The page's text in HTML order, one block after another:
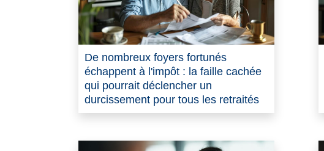
De nombreux foyers fortunés
échappent à l'impôt : la faille cachée
qui pourrait déclencher un
durcissement pour tous les retraités